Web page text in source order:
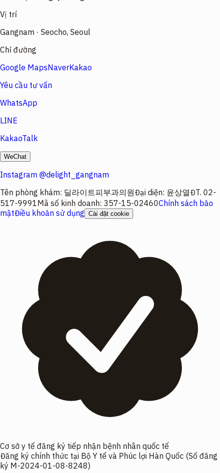
Vị trí
Gangnam · Seocho, Seoul
Chỉ đường
Google MapsNaverKakao
Yêu cầu tư vấn
WhatsApp
LINE
KakaoTalk
WeChat
Instagram @delight_gangnam
Tên phòng khám: 딜라이트피부과의원Đại diện: 윤상열ĐT. 02-
517-9991Mã số kinh doanh: 357-15-02460Chính sách bảo
mậtĐiều khoản sử dụng Cài đặt cookie
Cơ sở y tế đăng ký tiếp nhận bệnh nhân quốc tế
Đăng ký chính thức tại Bộ Y tế và Phúc lợi Hàn Quốc (Số đăng
ký M-2024-01-08-8248)